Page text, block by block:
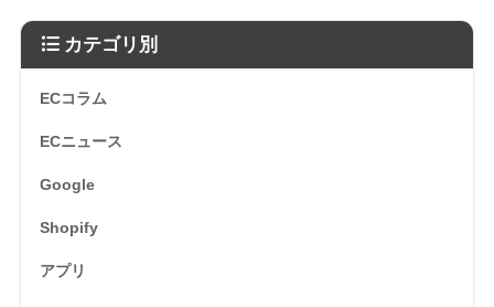
カテゴリ別
ECコラム
ECニュース
Google
Shopify
アプリ